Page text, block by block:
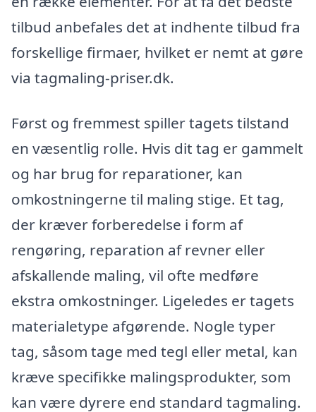
tilbud anbefales det at indhente tilbud fra
forskellige firmaer, hvilket er nemt at gøre
via tagmaling-priser.dk.
Først og fremmest spiller tagets tilstand
en væsentlig rolle. Hvis dit tag er gammelt
og har brug for reparationer, kan
omkostningerne til maling stige. Et tag,
der kræver forberedelse i form af
rengøring, reparation af revner eller
afskallende maling, vil ofte medføre
ekstra omkostninger. Ligeledes er tagets
materialetype afgørende. Nogle typer
tag, såsom tage med tegl eller metal, kan
kræve specifikke malingsprodukter, som
kan være dyrere end standard tagmaling.